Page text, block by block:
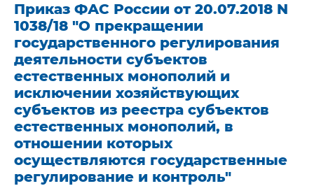
Приказ ФАС России от 20.07.2018 N
1038/18 "О прекращении
государственного регулирования
деятельности субъектов
естественных монополий и
исключении хозяйствующих
субъектов из реестра субъектов
естественных монополий, в
отношении которых
осуществляются государственные
регулирование и контроль"